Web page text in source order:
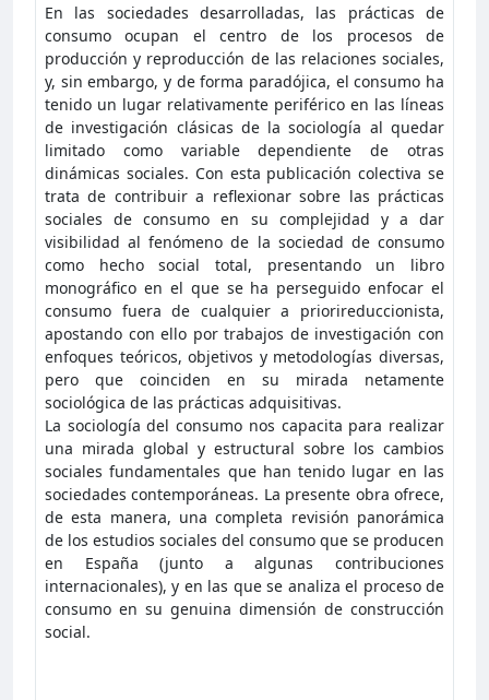
En las sociedades desarrolladas, las prácticas de
consumo ocupan el centro de los procesos de
producción y reproducción de las relaciones sociales,
y, sin embargo, y de forma paradójica, el consumo ha
tenido un lugar relativamente periférico en las líneas
de investigación clásicas de la sociología al quedar
limitado como variable dependiente de otras
dinámicas sociales. Con esta publicación colectiva se
trata de contribuir a reflexionar sobre las prácticas
sociales de consumo en su complejidad y a dar
visibilidad al fenómeno de la sociedad de consumo
como hecho social total, presentando un libro
monográfico en el que se ha perseguido enfocar el
consumo fuera de cualquier a priorireduccionista,
apostando con ello por trabajos de investigación con
enfoques teóricos, objetivos y metodologías diversas,
pero que coinciden en su mirada netamente
sociológica de las prácticas adquisitivas.
La sociología del consumo nos capacita para realizar
una mirada global y estructural sobre los cambios
sociales fundamentales que han tenido lugar en las
sociedades contemporáneas. La presente obra ofrece,
de esta manera, una completa revisión panorámica
de los estudios sociales del consumo que se producen
en España (junto a algunas contribuciones
internacionales), y en las que se analiza el proceso de
consumo en su genuina dimensión de construcción
social.